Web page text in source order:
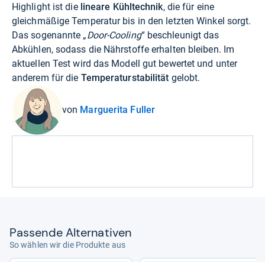
Highlight ist die lineare Kühltechnik, die für eine
gleichmäßige Temperatur bis in den letzten Winkel sorgt.
Das sogenannte „Door-Cooling“ beschleunigt das
Abkühlen, sodass die Nährstoffe erhalten bleiben. Im
aktuellen Test wird das Modell gut bewertet und unter
anderem für die Temperaturstabilität gelobt.
von Marguerita Fuller
Pas­sende Alter­na­ti­ven
So wählen wir die Produkte aus